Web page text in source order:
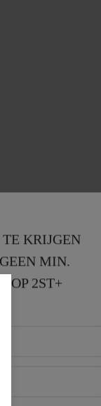
KRIJGEN
MIN.
OP 2ST+